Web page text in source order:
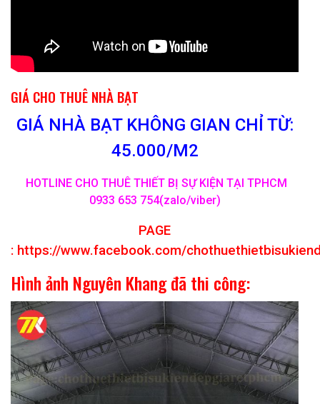
GIÁ CHO THUÊ NHÀ BẠT
GIÁ NHÀ BẠT KHÔNG GIAN CHỈ TỪ:
45.000/M2
HOTLINE CHO THUÊ THIẾT BỊ SỰ KIỆN TẠI TPHCM
0933 653 754(zalo/viber)
PAGE
: https://www.facebook.com/
Hình ảnh Nguyên Khang đã thi công: